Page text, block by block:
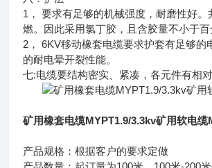
1， 要求有足够的机械强度，耐磨性好。
燃。因此采用氯丁胶，且含胶量不小于百
2， 6KV移动橡套电缆要求护套有足够的
的耐电晕开裂性能。
七:电缆要结构密实、紧凑，各元件有相对
矿用橡套电缆MYPT1.9/3.3kv矿用软电缆
产品规格：根据客户的要求定做